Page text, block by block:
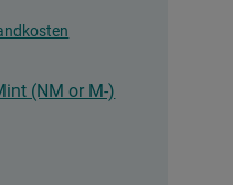
(NM or M-)